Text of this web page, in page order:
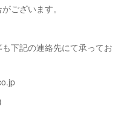
ございます。
下記の連絡先にて承ってお